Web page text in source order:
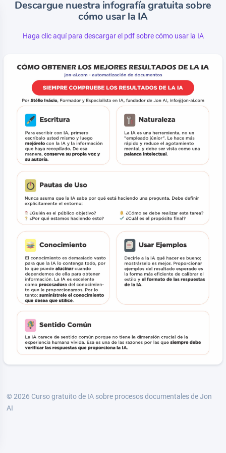
Descargue nuestra infografía gratuita sobre
cómo usar la IA
Haga clic aquí para descargar el pdf sobre cómo usar la IA
© 2026 Curso gratuito de IA sobre procesos documentales de Jon
AI